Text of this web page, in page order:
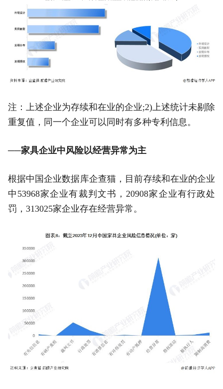
注：上述企业为存续和在业的企业;2)上述统计未剔除
重复值，同一个企业可以同时有多种专利信息。
──家具企业中风险以经营异常为主
根据中国企业数据库企查猫，目前存续和在业的企业
中53968家企业有裁判文书，20908家企业有行政处
罚，313025家企业存在经营异常。